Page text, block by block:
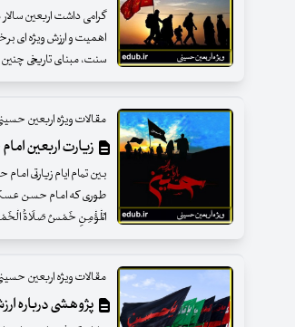
گرامی داشت اربعین
اهمیت و ارزش ویژه ای
سنت، مبنای تاریخی چنین
مقالات ویژه اربعین
زیارت اربعین
بـین تمام ایام زیارتی
طوری که امام حسن
الْمُؤْمِنِ خَمْسٌ صَلَاةُ
مقالات ویژه اربعین
پژوهشی درباره